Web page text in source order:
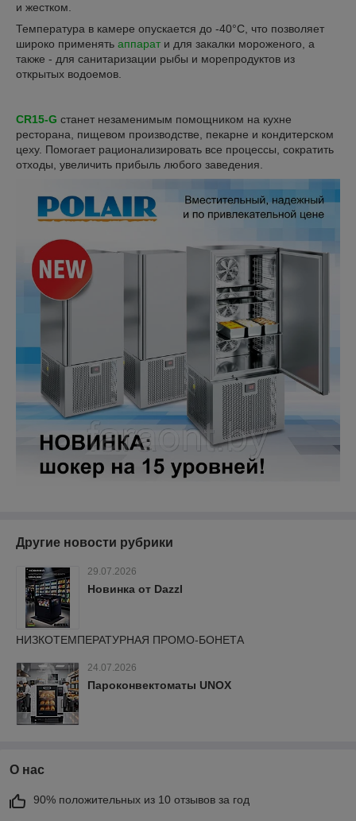
и жестком.
Температура в камере опускается до -40°С, что позволяет
широко применять аппарат и для закалки мороженого, а
также - для санитаризации рыбы и морепродуктов из
открытых водоемов.
CR15-G станет незаменимым помощником на кухне
ресторана, пищевом производстве, пекарне и кондитерском
цеху. Помогает рационализировать все процессы, сократить
отходы, увеличить прибыль любого заведения.
Другие новости рубрики
29.07.2026
Новинка от Dazzl
НИЗКОТЕМПЕРАТУРНАЯ ПРОМО-БОНЕТА
24.07.2026
Пароконвектоматы UNOX
О нас
90% положительных из 10 отзывов за год